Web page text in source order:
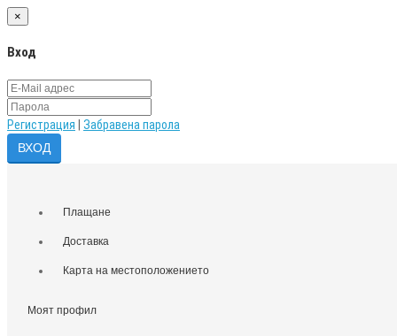
×
Вход
Регистрация Забравена парола
Плащане
Доставка
Карта на местоположението
Моят профил